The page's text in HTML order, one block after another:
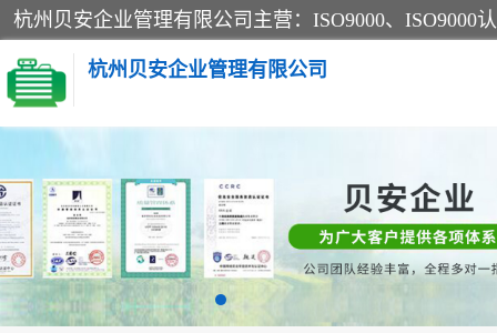
杭州贝安企业管理有限公司
CE认证
SA认证
OHSAS18001认证